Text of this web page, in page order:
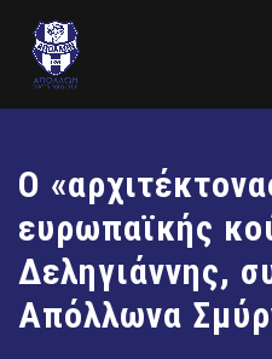
Ο
ευρωπαϊκής
Δεληγιάννης,
Απόλλωνα